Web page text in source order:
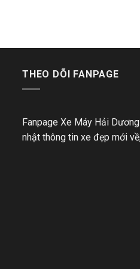
THEO DÕI FANPAGE
Fanpage Xe Máy Hải
nhật thông tin xe đẹp mới